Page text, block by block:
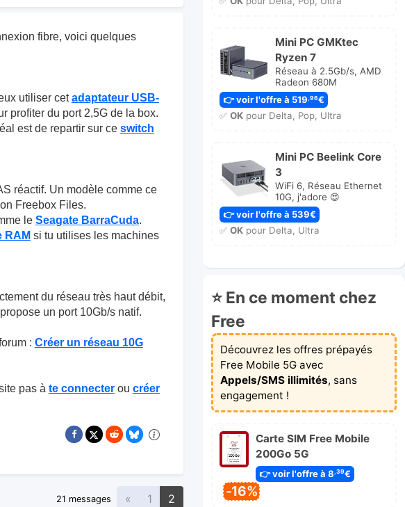
fibre, voici quelques
utiliser cetadaptateur USB-
profiter du port 2,5G de la box.
est de repartir sur ce switch
réactif. Un modèle comme ce
Freebox Files.
le Seagate BarraCuda.
RAM si tu utilises les machines
du réseau très haut débit,
un port 10Gb/s natif.
: Créer un réseau 10G
pas à te connecterou créer
21 messages « Précédente
1 2
Mini PC GMKtec
Ryzen 7
Réseau à 2.5Gb/s, AMD
Radeon 680M
👉 voir l'offre à 519,96€
✅ OKpour Delta, Pop, Ultra
Mini PC Beelink Core
3
WiFi 6, Réseau Ethernet
10G, j'adore 😍
👉 voir l'offre à 539€
✅ OKpour Delta, Ultra
⭐ En ce moment chez
Free
Découvrez les offres prépayés
Free Mobile 5G avec
Appels/SMS illimités, sans
engagement !
Carte SIM Free Mobile
200Go 5G
👉 voir l'offre à 8,39€
-16%